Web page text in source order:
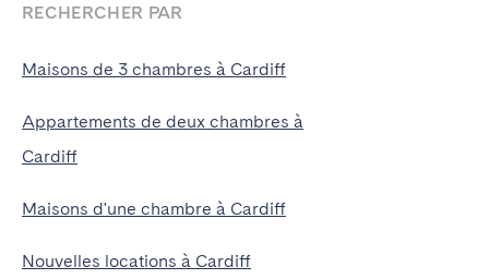
RECHERCHER PAR
Maisons de 3 chambres à Cardiff
Appartements de deux chambres à
Cardiff
Maisons d'une chambre à Cardiff
Nouvelles locations à Cardiff